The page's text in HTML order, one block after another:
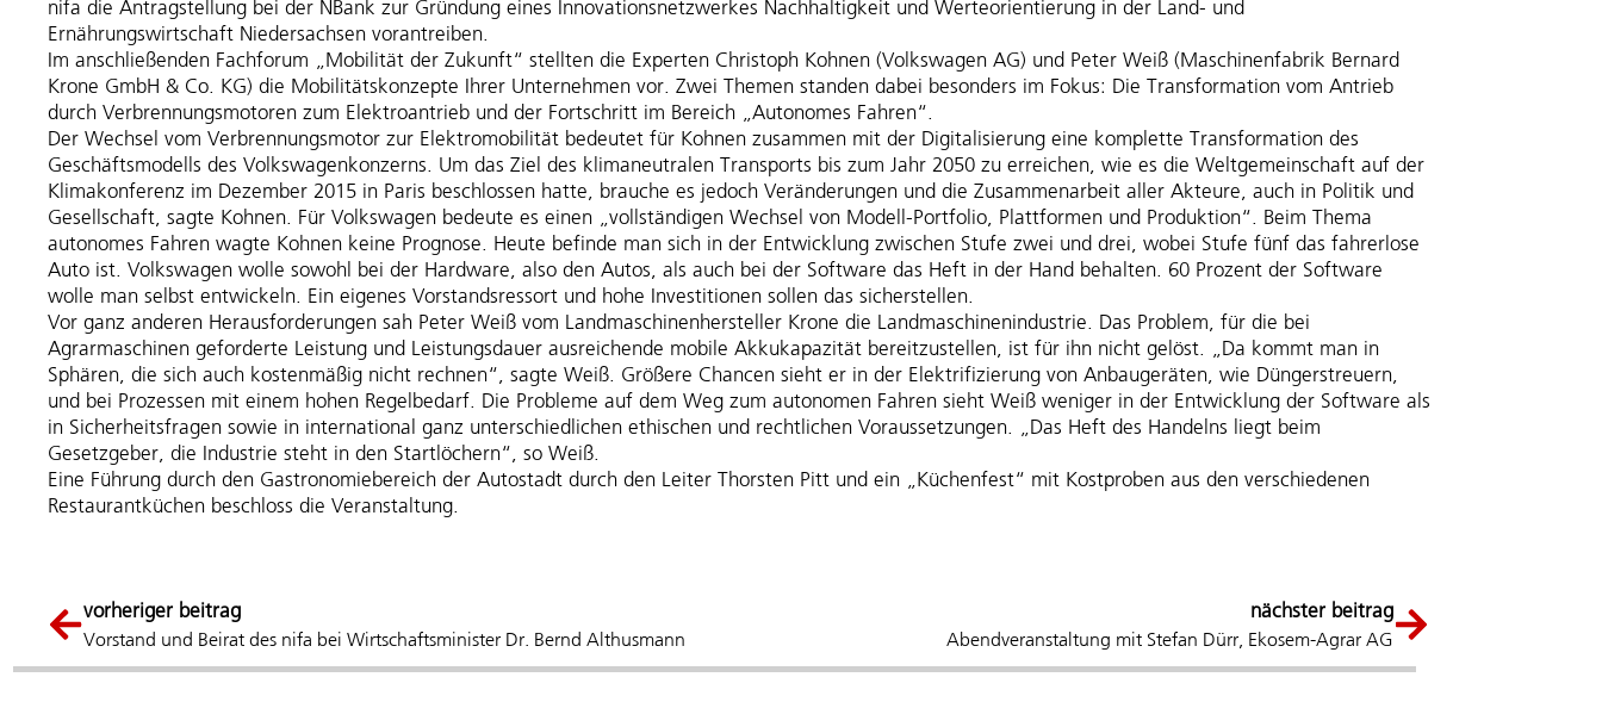
nifa die Antragstellung bei der NBank zur Gründung eines Innovationsnetzwerkes Nachhaltigkeit und Werteorientierung in der Land- und
Ernährungswirtschaft Niedersachsen vorantreiben.
Im anschließenden Fachforum „Mobilität der Zukunft“ stellten die Experten Christoph Kohnen (Volkswagen AG) und Peter Weiß (Maschinenfabrik Bernard
Krone GmbH & Co. KG) die Mobilitätskonzepte Ihrer Unternehmen vor. Zwei Themen standen dabei besonders im Fokus: Die Transformation vom Antrieb
durch Verbrennungsmotoren zum Elektroantrieb und der Fortschritt im Bereich „Autonomes Fahren“.
Der Wechsel vom Verbrennungsmotor zur Elektromobilität bedeutet für Kohnen zusammen mit der Digitalisierung eine komplette Transformation des
Geschäftsmodells des Volkswagenkonzerns. Um das Ziel des klimaneutralen Transports bis zum Jahr 2050 zu erreichen, wie es die Weltgemeinschaft auf der
Klimakonferenz im Dezember 2015 in Paris beschlossen hatte, brauche es jedoch Veränderungen und die Zusammenarbeit aller Akteure, auch in Politik und
Gesellschaft, sagte Kohnen. Für Volkswagen bedeute es einen „vollständigen Wechsel von Modell-Portfolio, Plattformen und Produktion“. Beim Thema
autonomes Fahren wagte Kohnen keine Prognose. Heute befinde man sich in der Entwicklung zwischen Stufe zwei und drei, wobei Stufe fünf das fahrerlose
Auto ist. Volkswagen wolle sowohl bei der Hardware, also den Autos, als auch bei der Software das Heft in der Hand behalten. 60 Prozent der Software
wolle man selbst entwickeln. Ein eigenes Vorstandsressort und hohe Investitionen sollen das sicherstellen.
Vor ganz anderen Herausforderungen sah Peter Weiß vom Landmaschinenhersteller Krone die Landmaschinenindustrie. Das Problem, für die bei
Agrarmaschinen geforderte Leistung und Leistungsdauer ausreichende mobile Akkukapazität bereitzustellen, ist für ihn nicht gelöst. „Da kommt man in
Sphären, die sich auch kostenmäßig nicht rechnen“, sagte Weiß. Größere Chancen sieht er in der Elektrifizierung von Anbaugeräten, wie Düngerstreuern,
und bei Prozessen mit einem hohen Regelbedarf. Die Probleme auf dem Weg zum autonomen Fahren sieht Weiß weniger in der Entwicklung der Software als
in Sicherheitsfragen sowie in international ganz unterschiedlichen ethischen und rechtlichen Voraussetzungen. „Das Heft des Handelns liegt beim
Gesetzgeber, die Industrie steht in den Startlöchern“, so Weiß.
Eine Führung durch den Gastronomiebereich der Autostadt durch den Leiter Thorsten Pitt und ein „Küchenfest“ mit Kostproben aus den verschiedenen
Restaurantküchen beschloss die Veranstaltung.
vorheriger beitrag
Vorstand und Beirat des nifa bei Wirtschaftsminister Dr. Bernd Althusmann
nächster beitrag
Abendveranstaltung mit Stefan Dürr, Ekosem-Agrar AG